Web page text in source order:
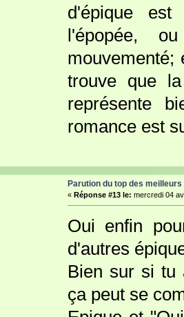
d'épique
l'épopée,
mouvementé;
trouve que
représente
romance est
Parution du top des
« Réponse #13 le: mercredi 04
Oui enfin
d'autres
Bien sur si tu
ça peut se